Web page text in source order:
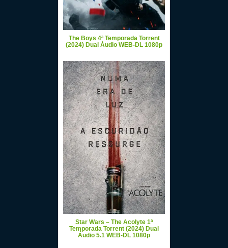
The Boys 4ª Temporada Torrent
(2024) Dual Áudio WEB-DL 1080p
Star Wars – The Acolyte 1ª
Temporada Torrent (2024) Dual
Áudio 5.1 WEB-DL 1080p